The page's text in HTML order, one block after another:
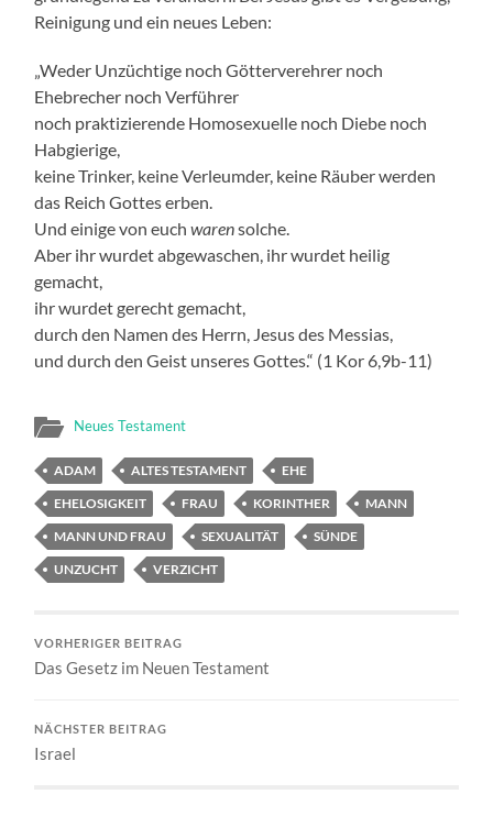
Reinigung und ein neues Leben:
„Weder Unzüchtige noch Götterverehrer noch
Ehebrecher noch Verführer
noch praktizierende Homosexuelle noch Diebe noch
Habgierige,
keine Trinker, keine Verleumder, keine Räuber werden
das Reich Gottes erben.
Und einige von euchwarensolche.
Aber ihr wurdet abgewaschen, ihr wurdet heilig
gemacht,
ihr wurdet gerecht gemacht,
durch den Namen des Herrn, Jesus des Messias,
und durch den Geist unseres Gottes.“ (1 Kor 6,9b-11)
Neues Testament
ADAM ALTES TESTAMENT
EHE
EHELOSIGKEIT
FRAU KORINTHER
MANN
MANN UND FRAU
SEXUALITÄT
SÜNDE
UNZUCHT
VERZICHT
VORHERIGER BEITRAG
Das Gesetz im Neuen Testament
NÄCHSTER BEITRAG
Israel